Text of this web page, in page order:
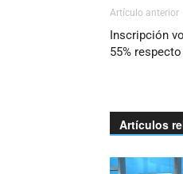
Artículo anterior
Inscripción
55%
Artículos